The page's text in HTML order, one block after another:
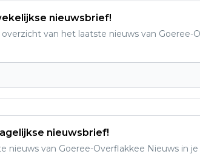
nieuwsbrief!
van het laatste nieuws van Goeree-
nieuwsbrief!
nieuws van Goeree-Overflakkee Nieuws in